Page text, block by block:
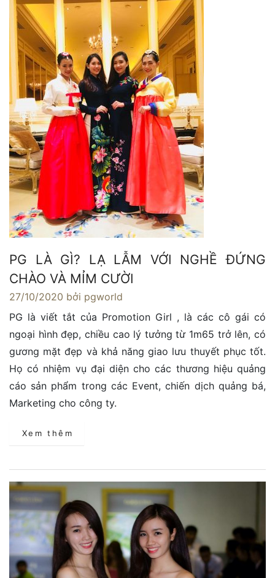
PG LÀ GÌ? LẠ LẪM VỚI NGHỀ ĐỨNG
CHÀO VÀ MỈM CƯỜI
27/10/2020 bởi pgworld
PG là viết tắt của Promotion Girl , là các cô gái có
ngoại hình đẹp, chiều cao lý tưởng từ 1m65 trở lên, có
gương mặt đẹp và khả năng giao lưu thuyết phục tốt.
Họ có nhiệm vụ đại diện cho các thương hiệu quảng
cáo sản phẩm trong các Event, chiến dịch quảng bá,
Marketing cho công ty.
Xem thêm